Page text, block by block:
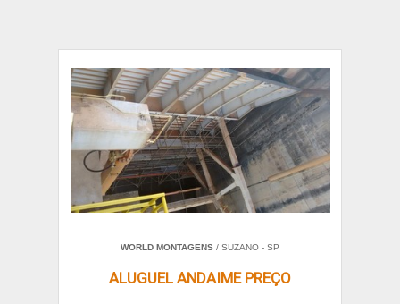
WORLD MONTAGENS / SUZANO - SP
ALUGUEL ANDAIME PREÇO